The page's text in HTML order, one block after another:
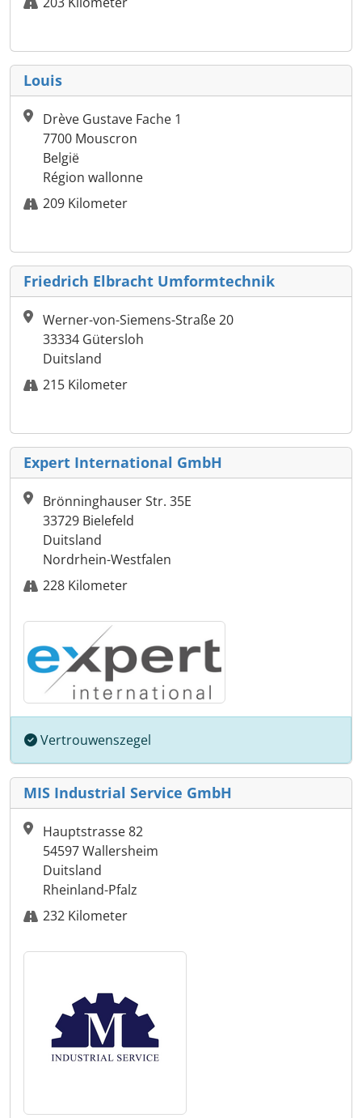
Louis
Drève Gustave Fache 1
7700 Mouscron
België
Région wallonne
209 Kilometer
Friedrich Elbracht Umformtechnik
Werner-von-Siemens-Straße 20
33334 Gütersloh
Duitsland
215 Kilometer
Expert International GmbH
Brönninghauser Str. 35E
33729 Bielefeld
Duitsland
Nordrhein-Westfalen
228 Kilometer
Vertrouwenszegel
MIS Industrial Service GmbH
Hauptstrasse 82
54597 Wallersheim
Duitsland
Rheinland-Pfalz
232 Kilometer